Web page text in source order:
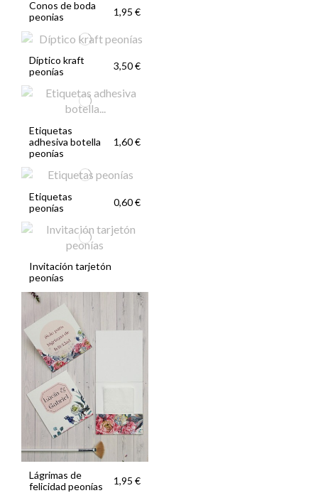
Conos de boda
peonias
1,95 €
Díptico kraft
peonías
3,50 €
Etiquetas
adhesiva botella
peonías
1,60 €
Etiquetas
peonías
0,60 €
Invitación tarjetón
peonías
Lágrimas de
felicidad peonías
1,95 €